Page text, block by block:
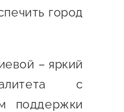
город
– яркий
с
поддержки